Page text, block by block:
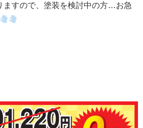
ますので、塗装を検討中の方…お急